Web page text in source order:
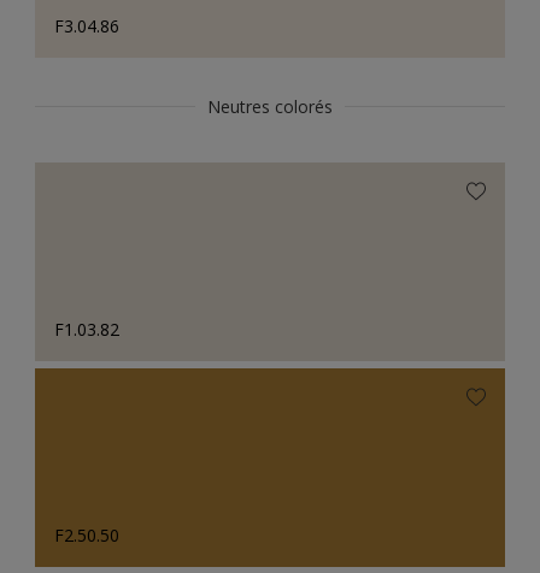
F3.04.86
Neutres colorés
F1.03.82
F2.50.50